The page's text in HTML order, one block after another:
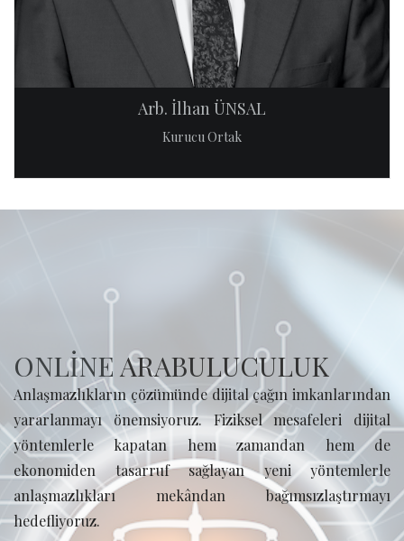
Arb. İlhan ÜNSAL
Kurucu Ortak
ONLİNE ARABULUCULUK
Anlaşmazlıkların çözümünde dijital çağın imkanlarından
yararlanmayı önemsiyoruz. Fiziksel mesafeleri dijital
yöntemlerle kapatan hem zamandan hem de
ekonomiden tasarruf sağlayan yeni yöntemlerle
anlaşmazlıkları mekândan bağımsızlaştırmayı
hedefliyoruz.